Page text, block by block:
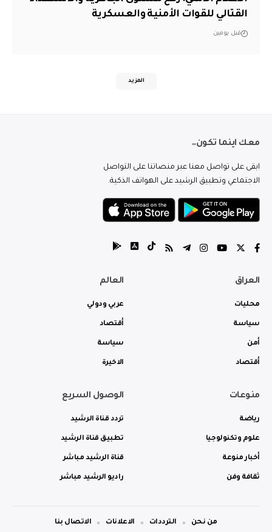
القتالي للقوات الأمنية والعسكرية
قبل يومين
المزيد
معك اينما تكون..
ابقى على تواصل معنا عبر منصاتنا على التواصل
الاجتماعي وتطبيق الرشيد على الهواتف الذكية.
العراق
محليات
سياسة
أمن
أقتصاد
العالم
عربي ودولي
أقتصاد
سياسة
الاخيرة
منوعات
رياضة
علوم وتكنولوجيا
أخبار منوعة
ثقافة وفن
الوصول السريع
تردد قناة الرشيد
تطبيق قناة الرشيد
قناة الرشيد مباشر
راديو الرشيد مباشر
من نحن الترددات الاعلانات الاتصال بنا